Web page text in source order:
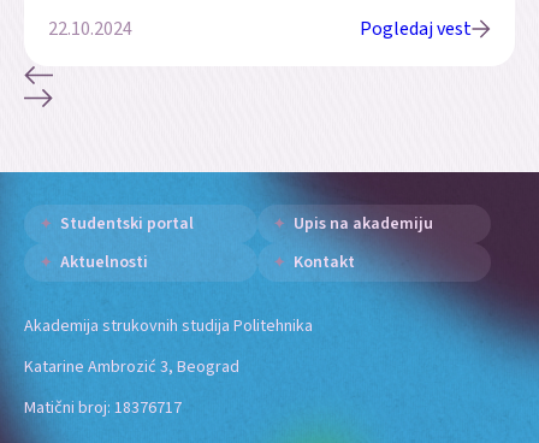
22.10.2024 Pogledaj vest
Studentski portal
Upis na akademiju
Aktuelnosti
Kontakt
Akademija strukovnih studija Politehnika
Katarine Ambrozić 3, Beograd
Matični broj: 18376717